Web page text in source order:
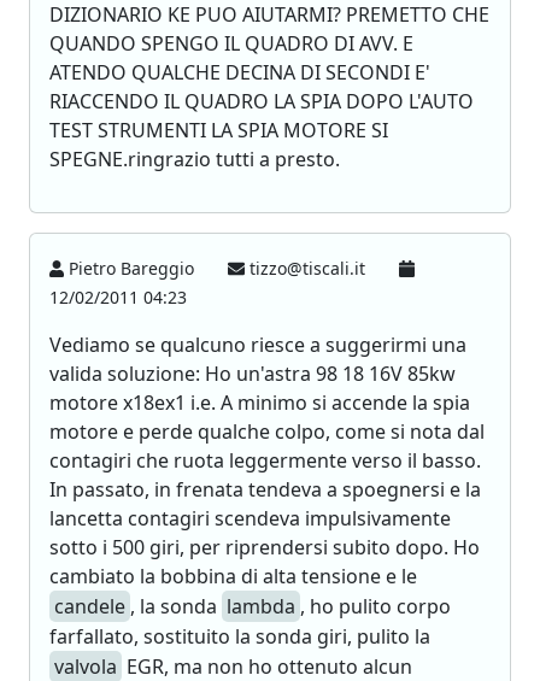
DIZIONARIO KE PUO AIUTARMI? PREMETTO CHE
QUANDO SPENGO IL QUADRO DI AVV. E
ATENDO QUALCHE DECINA DI SECONDI E'
RIACCENDO IL QUADRO LA SPIA DOPO L'AUTO
TEST STRUMENTI LA SPIA MOTORE SI
SPEGNE.ringrazio tutti a presto.
Pietro Bareggio
tizzo@tiscali.it
12/02/2011 04:23
Vediamo se qualcuno riesce a suggerirmi una
valida soluzione: Ho un'astra 98 18 16V 85kw
motore x18ex1 i.e. A minimo si accende la spia
motore e perde qualche colpo, come si nota dal
contagiri che ruota leggermente verso il basso.
In passato, in frenata tendeva a spoegnersi e la
lancetta contagiri scendeva impulsivamente
sotto i 500 giri, per riprendersi subito dopo. Ho
cambiato la bobbina di alta tensione e le
candele , la sonda lambda , ho pulito corpo
farfallato, sostituito la sonda giri, pulito la
valvola EGR, ma non ho ottenuto alcun